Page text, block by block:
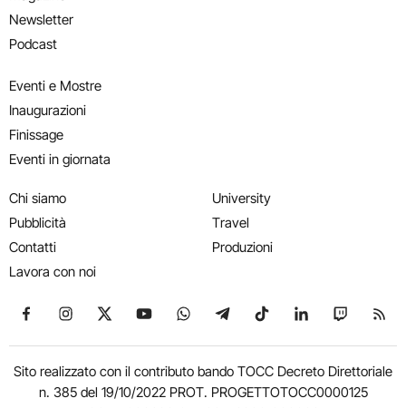
Newsletter
Podcast
Eventi e Mostre
Inaugurazioni
Finissage
Eventi in giornata
Chi siamo
Pubblicità
Contatti
Lavora con noi
University
Travel
Produzioni
Seguici su Facebook
Seguici su Instagram
Seguici su X
Seguici su YouTube
Seguici su WhatsApp
Seguici su Telegram
Seguici su TikTok
Seguici su
Seguici
Sito realizzato con il contributo bando TOCC Decreto Direttoriale
n. 385 del 19/10/2022 PROT. PROGETTOTOCC0000125